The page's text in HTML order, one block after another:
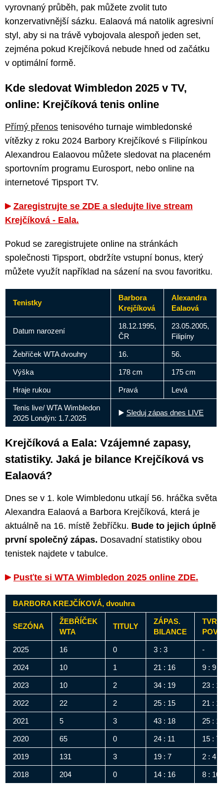
vyrovnaný průběh, pak můžete zvolit tuto
konzervativnější sázku. Ealaová má natolik agresivní
styl, aby si na trávě vybojovala alespoň jeden set,
zejména pokud Krejčíková nebude hned od začátku
v optimální formě.
Kde sledovat Wimbledon 2025 v TV,
online: Krejčíková tenis online
Přímý přenos tenisového turnaje wimbledonské
vítězky z roku 2024 Barbory Krejčíkové s Filipínkou
Alexandrou Ealaovou můžete sledovat na placeném
sportovním programu Eurosport, nebo online na
internetové Tipsport TV.
Zaregistrujte se ZDE a sledujte live stream
Krejčíková - Eala.
Pokud se zaregistrujete online na stránkách
společnosti Tipsport, obdržíte vstupní bonus, který
můžete využít například na sázení na svou favoritku.
Tenistky
Barbora
Krejčíková
Alexandra
Ealaová
Datum narození
18.12.1995,
ČR
23.05.2005,
Filipíny
Žebříček WTA dvouhry 16. 56.
Výška 178 cm 175 cm
Hraje rukou Pravá Levá
Tenis live/ WTA Wimbledon
2025 Londýn: 1.7.2025
▶️ Sleduj zápas dnes LIVE
Krejčíková a Eala: Vzájemné zapasy,
statistiky. Jaká je bilance Krejčíková vs
Ealaová?
Dnes se v 1. kole Wimbledonu utkají 56. hráčka světa
Alexandra Ealaová a Barbora Krejčíková, která je
aktuálně na 16. místě žebříčku. Bude to jejich úplně
první společný zápas. Dosavadní statistiky obou
tenistek najdete v tabulce.
Pusťte si WTA Wimbledon 2025 online ZDE.
BARBORA KREJČÍKOVÁ, dvouhra
SEZÓNA
ŽEBŘÍČEK
WTA
TITULY
ZÁPAS.
BILANCE
2025 16 0 3 : 3 -
2024 10 1 21 : 16 9 : 9
2023 10 2 34 : 19 23 :
2022 22 2 25 : 15 21 :
2021 5 3 43 : 18 25 :
2020 65 0 24 : 11 15 : 7
2019 131 3 19 : 7 2 : 4
2018 204 0 14 : 16 8 : 10